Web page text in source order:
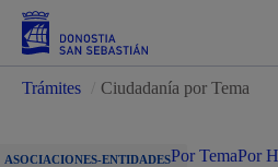
Trámites Ciudadanía por Tema
ASOCIACIONES-ENTIDADESPor TemaPor